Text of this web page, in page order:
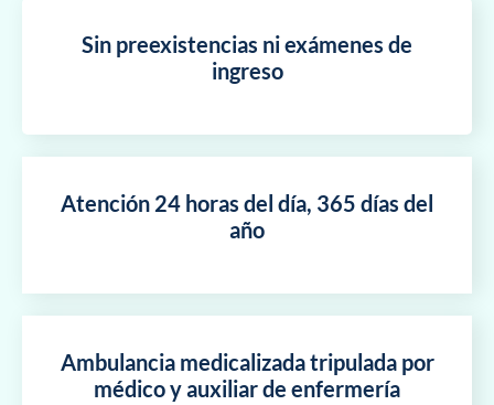
Sin preexistencias ni exámenes de
ingreso
Atención 24 horas del día, 365 días del
año
Ambulancia medicalizada tripulada por
médico y auxiliar de enfermería